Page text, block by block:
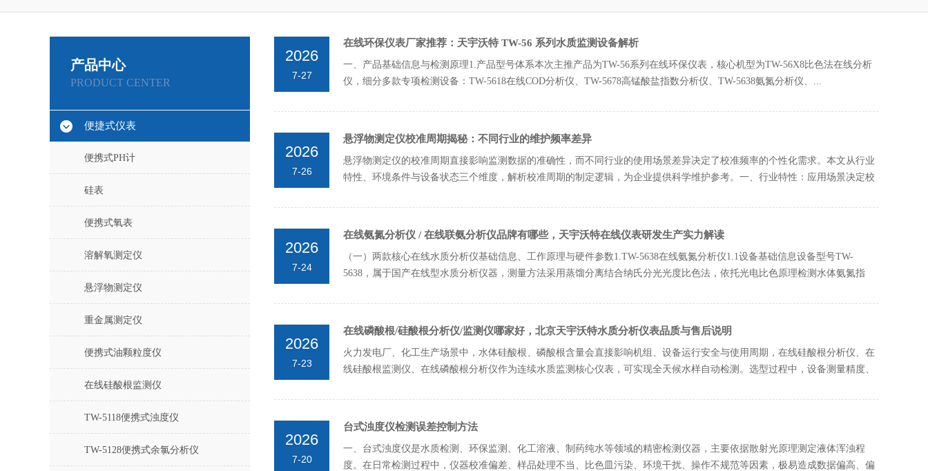
产品中心
PRODUCT CENTER
便捷式仪表
便携式PH计
硅表
便携式氧表
溶解氧测定仪
悬浮物测定仪
重金属测定仪
便携式油颗粒度仪
在线硅酸根监测仪
TW-5118便携式浊度仪
TW-5128便携式余氯分析仪
2026
7-27
在线环保仪表厂家推荐：天宇沃特 TW-56 系列水质监测设备解析
一、产品基础信息与检测原理1.产品型号体系本次主推产品为TW-56系列在线环保仪表，核心机型为TW-56X8比色法在线分析
仪，细分多款专项检测设备：TW-5618在线COD分析仪、TW-5678高锰酸盐指数分析仪、TW-5638氨氮分析仪、...
2026
7-26
悬浮物测定仪校准周期揭秘：不同行业的维护频率差异
悬浮物测定仪的校准周期直接影响监测数据的准确性，而不同行业的使用场景差异决定了校准频率的个性化需求。本文从行业
特性、环境条件与设备状态三个维度，解析校准周期的制定逻辑，为企业提供科学维护参考。一、行业特性：应用场景决定校
2026
7-24
在线氨氮分析仪 / 在线联氨分析仪品牌有哪些，天宇沃特在线仪表研发生产实力解读
（一）两款核心在线水质分析仪基础信息、工作原理与硬件参数1.TW-5638在线氨氮分析仪1.1设备基础信息设备型号TW-
5638，属于国产在线型水质分析仪器，测量方法采用蒸馏分离结合纳氏分光光度比色法，依托光电比色原理检测水体氨氮指
2026
7-23
在线磷酸根/硅酸根分析仪/监测仪哪家好，北京天宇沃特水质分析仪表品质与售后说明
火力发电厂、化工生产场景中，水体硅酸根、磷酸根含量会直接影响机组、设备运行安全与使用周期，在线硅酸根分析仪、在
线硅酸根监测仪、在线磷酸根分析仪作为连续水质监测核心仪表，可实现全天候水样自动检测。选型过程中，设备测量精度、
2026
7-20
台式浊度仪检测误差控制方法
一、台式浊度仪是水质检测、环保监测、化工溶液、制药纯水等领域的精密检测仪器，主要依据散射光原理测定液体浑浊程
度。在日常检测过程中，仪器校准偏差、样品处理不当、比色皿污染、环境干扰、操作不规范等因素，极易造成数据偏高、偏